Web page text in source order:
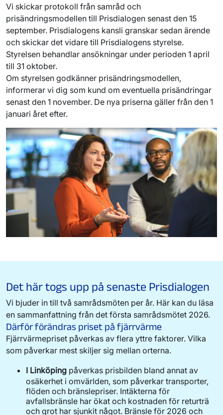
Vi skickar protokoll från samråd och
prisändringsmodellen till Prisdialogen senast den 15
september. Prisdialogens kansli granskar sedan ärende
och skickar det vidare till Prisdialogens styrelse.
Styrelsen behandlar ansökningar under perioden 1 april
till 31 oktober.
Om styrelsen godkänner prisändringsmodellen,
informerar vi dig som kund om eventuella prisändringar
senast den 1 november. De nya priserna gäller från den 1
januari året efter.
Det här togs upp på senaste Prisdialogen
Vi bjuder in till två samrådsmöten per år. Här kan du läsa
en sammanfattning från det första samrådsmötet 2026.
Därför förändras priset på fjärrvärme
Fjärrvärmepriset påverkas av flera yttre faktorer. Vilka
som påverkar mest skiljer sig mellan orterna.
I Linköping påverkas prisbilden bland annat av
osäkerhet i omvärlden, som påverkar transporter,
flöden och bränslepriser. Intäkterna för
avfallsbränsle har ökat och kostnaden för returträ
och grot har sjunkit något. Bränsle för 2026 och